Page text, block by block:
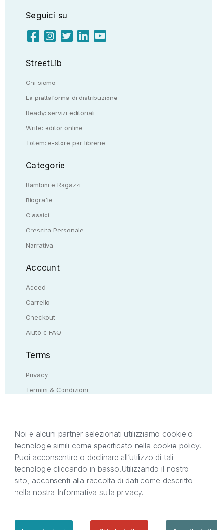
Seguici su
StreetLib
Chi siamo
La piattaforma di distribuzione
Ready: servizi editoriali
Write: editor online
Totem: e-store per librerie
Categorie
Bambini e Ragazzi
Biografie
Classici
Crescita Personale
Narrativa
Account
Accedi
Carrello
Checkout
Aiuto e FAQ
Terms
Privacy
Termini & Condizioni
Il presente sito web è di proprietà di StreetLib S.r.l.
titolare di tutti i diritti di proprietà intellettuale
afferenti ai marchi, loghi e segni distintivi presenti
sul sito web. Si invita l’utente a prendere visione
support@streetlib.com
Noi e alcuni partner selezionati utilizziamo cookie o
tecnologie simili come specificato nella cookie policy.
Puoi acconsentire o declinare all’utilizzo di tali
tecnologie cliccando in basso.Utilizzando il nostro
sito, acconsenti alla raccolta di dati come descritto
nella nostra Informativa sulla privacy.